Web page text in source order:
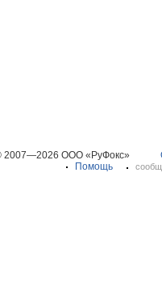
2007—2026 ООО «РуФокс»
Помощь